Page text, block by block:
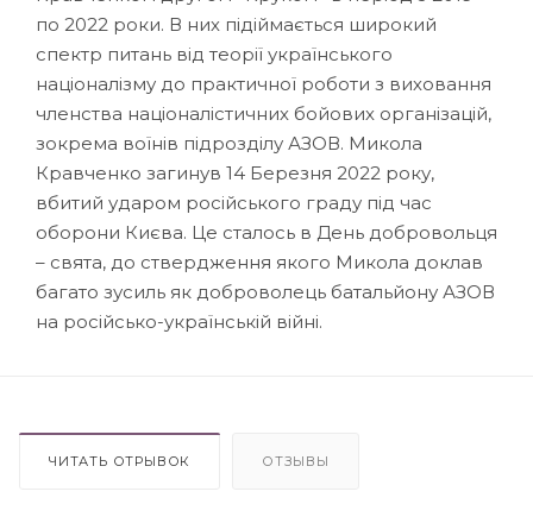
по 2022 роки. В них підіймається широкий
спектр питань від теорії українського
націоналізму до практичної роботи з виховання
членства націоналістичних бойових організацій,
зокрема воїнів підрозділу АЗОВ. Микола
Кравченко загинув 14 Березня 2022 року,
вбитий ударом російського граду під час
оборони Києва. Це сталось в День добровольця
– свята, до ствердження якого Микола доклав
багато зусиль як доброволець батальйону АЗОВ
на російсько-українській війні.
ЧИТАТЬ ОТРЫВОК ОТЗЫВЫ